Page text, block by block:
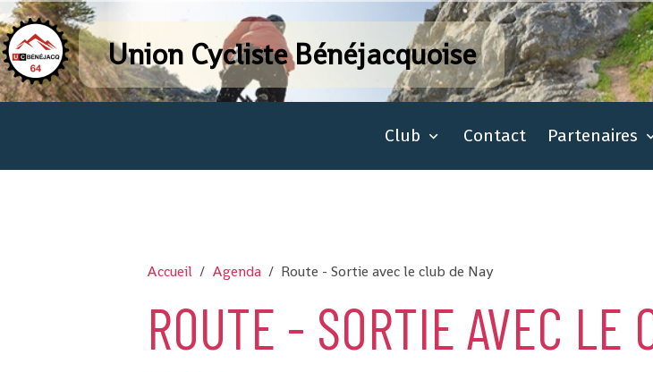
Union Cycliste Bénéjacquoise
Club Contact Partenaires
Accueil Agenda Route - Sortie avec le club de Nay
ROUTE - SORTIE AVEC LE